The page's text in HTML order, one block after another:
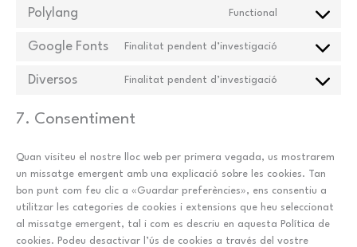
service
Polylang Functional
Consent
service
Google Fonts Finalitat pendent d’investigació
Consent
service
Diversos Finalitat pendent d’investigació
Consent
7. Consentiment
Quan visiteu el nostre lloc web per primera vegada, us mostrarem
un missatge emergent amb una explicació sobre les cookies. Tan
bon punt com feu clic a «Guardar preferències», ens consentiu a
utilitzar les categories de cookies i extensions que heu seleccionat
al missatge emergent, tal i com es descriu en aquesta Política de
cookies. Podeu desactivar l’ús de cookies a través del vostre